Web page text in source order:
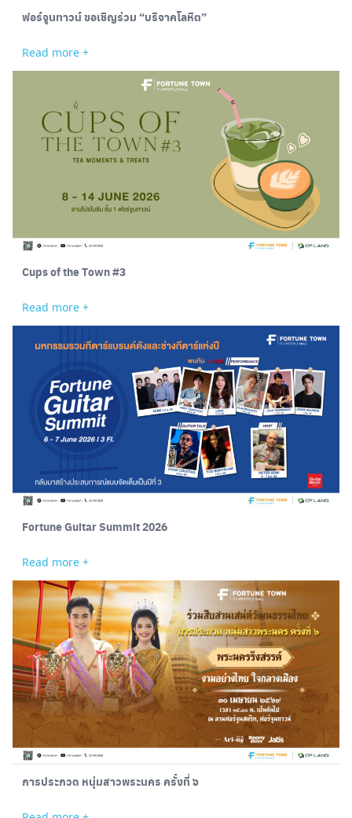
Search
for:
ฟอร์จูนทาวน์ ขอเชิญร่วม “บริจาคโลหิต”
Read more +
Cups of the Town #3
Read more +
Fortune Guitar Summit 2026
Read more +
การประกวด หนุ่มสาวพระนคร ครั้งที่ ๖